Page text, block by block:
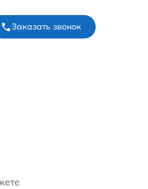
Заказать звонок